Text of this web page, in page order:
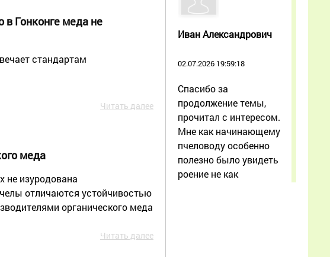
в Гонконге меда не
стандартам
Читать далее
меда
изуродована
отличаются устойчивостью
органического меда
Читать далее
Иван Александрович
02.07.2026 19:59:18
Спасибо за
продолжение темы,
прочитал с интересом.
Мне как начинающему
пчеловоду особенно
полезно было увидеть
роение не как